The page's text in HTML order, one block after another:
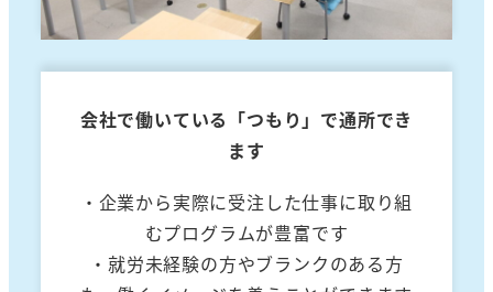
会社で働いている「つもり」で通所でき
ます
・企業から実際に受注した仕事に取り組
むプログラムが豊富です
・就労未経験の方やブランクのある方